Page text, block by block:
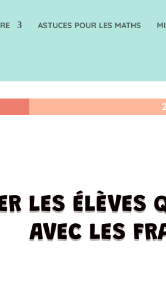
ASTUCES POUR LES MATHS
LES ÉLÈVES
AVEC LES